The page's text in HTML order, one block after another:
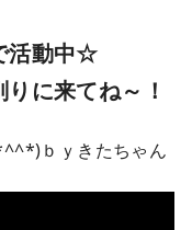
活動中☆
に来てね～！
ｂｙきたちゃん